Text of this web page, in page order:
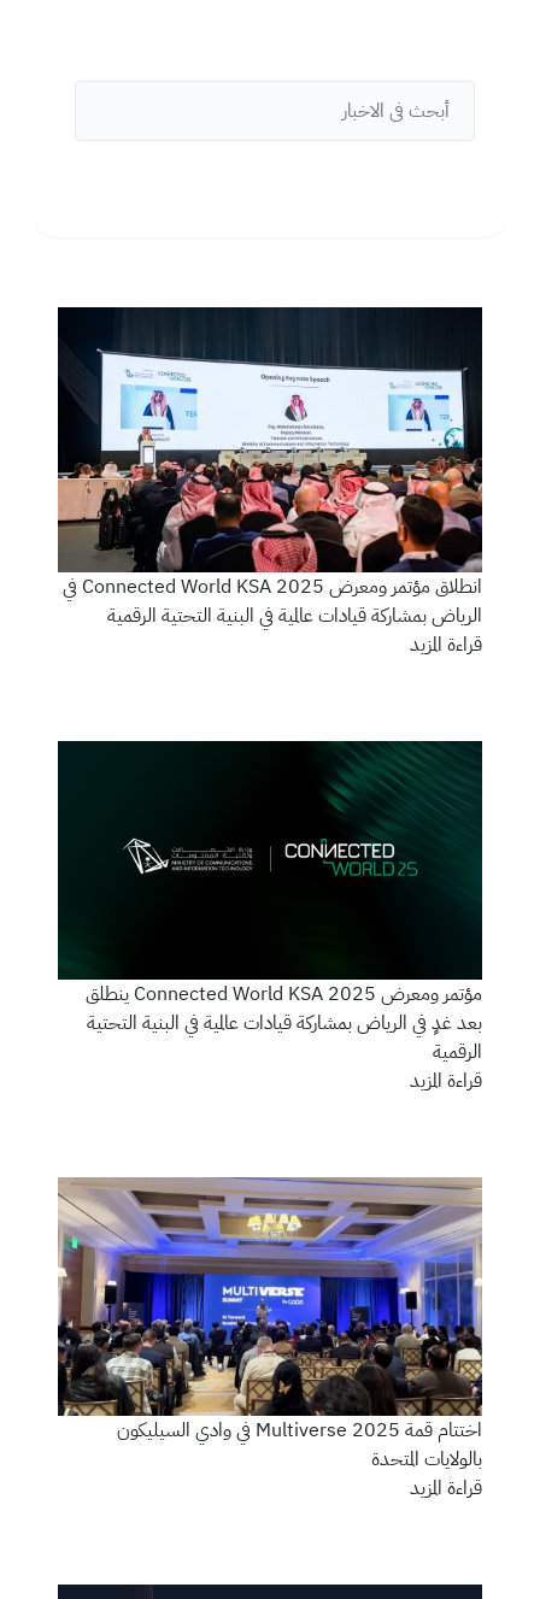
انطلاق مؤتمر ومعرض Connected World KSA 2025 في
الرياض بمشاركة قيادات عالمية في البنية التحتية الرقمية
قراءة المزيد
مؤتمر ومعرض Connected World KSA 2025 ينطلق
بعد غدٍ في الرياض بمشاركة قيادات عالمية في البنية التحتية
الرقمية
قراءة المزيد
اختتام قمة Multiverse 2025 في وادي السيليكون
بالولايات المتحدة
قراءة المزيد